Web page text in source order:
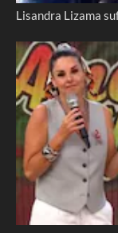
Lisandra Lizama